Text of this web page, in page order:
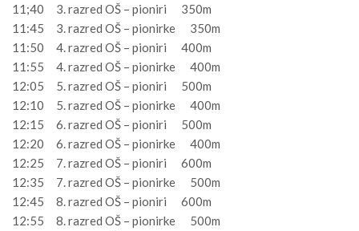
11;40 3. razred OŠ – pioniri 350m
11:45 3. razred OŠ – pionirke 350m
11:50 4. razred OŠ – pioniri 400m
11:55 4. razred OŠ – pionirke 400m
12:05 5. razred OŠ – pioniri 500m
12:10 5. razred OŠ – pionirke 400m
12:15 6. razred OŠ – pioniri 500m
12:20 6. razred OŠ – pionirke 400m
12:25 7. razred OŠ – pioniri 600m
12:35 7. razred OŠ – pionirke 500m
12:45 8. razred OŠ – pioniri 600m
12:55 8. razred OŠ – pionirke 500m